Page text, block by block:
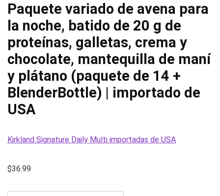
Paquete variado de avena para
la noche, batido de 20 g de
proteínas, galletas, crema y
chocolate, mantequilla de maní
y plátano (paquete de 14 +
BlenderBottle) | importado de
USA
Kirkland Signature Daily Multi importadas de USA
$36.99